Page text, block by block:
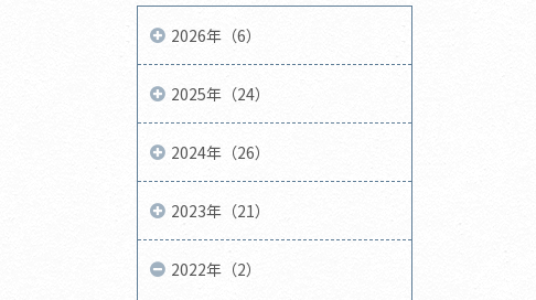
2026年（6）
2025年（24）
2024年（26）
2023年（21）
2022年（2）